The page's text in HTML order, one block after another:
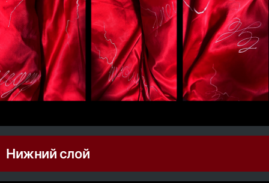
Нижний слой